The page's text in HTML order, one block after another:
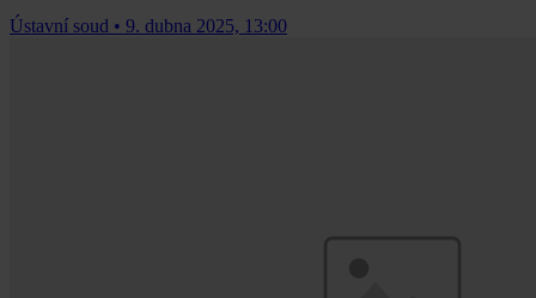
Ústavní soud • 9. dubna 2025, 13:00